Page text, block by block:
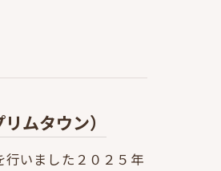
ムタウン）
いました２０２５年